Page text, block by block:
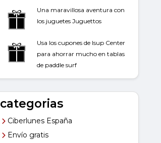
Una maravillosa aventura con
los juguetes Juguettos
Usa los cupones de Isup Center
para ahorrar mucho en tablas
de paddle surf
categorias
Ciberlunes España
Envío gratis